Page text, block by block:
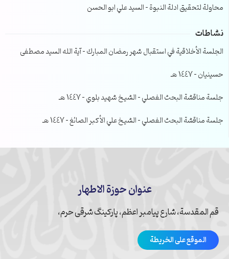
محاولة لتحقيق ادلة النبوة – السيد علي ابو الحسن
نشاطات
الجلسة الأخلاقية في استقبال شهر رمضان المبارك – آية الله السيد مصطفى
حسينيان – 1447 هـ
جلسة مناقشة البحث الفصلي – الشيخ شهيد بلوي – 1447 هـ
جلسة مناقشة البحث الفصلي – الشيخ علي الأكبر الصائغ – 1447 هـ
عنوان حوزة الاطهار
قم المقدسة، شارع پیامبر اعظم، پارکینگ شرقی حرم،
الموقع على الخريطة